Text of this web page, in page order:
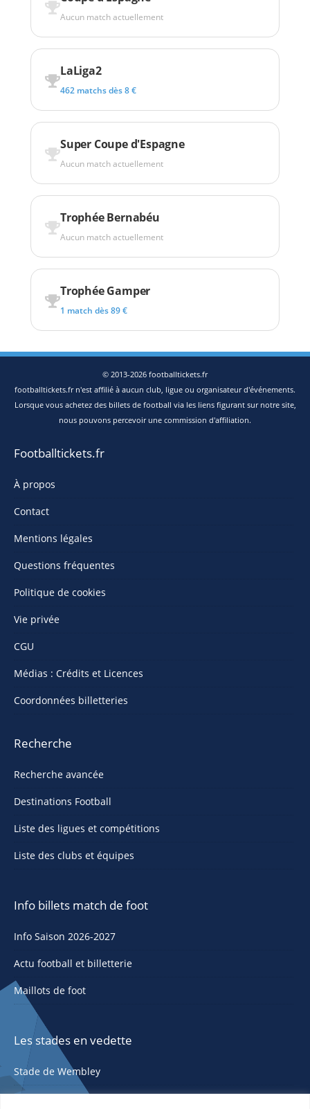
Aucun match actuellement
LaLiga2
462 matchs dès 8 €
Super Coupe d'Espagne
Aucun match actuellement
Trophée Bernabéu
Aucun match actuellement
Trophée Gamper
1 match dès 89 €
© 2013-2026 footballtickets.fr
footballtickets.fr n'est affilié à aucun club, ligue ou organisateur d'événements.
Lorsque vous achetez des billets de football via les liens figurant sur notre site,
nous pouvons percevoir une commission d'affiliation.
Footballtickets.fr
À propos
Contact
Mentions légales
Questions fréquentes
Politique de cookies
Vie privée
CGU
Médias : Crédits et Licences
Coordonnées billetteries
Recherche
Recherche avancée
Destinations Football
Liste des ligues et compétitions
Liste des clubs et équipes
Info billets match de foot
Info Saison 2026-2027
Actu football et billetterie
Maillots de foot
Les stades en vedette
Stade de Wembley